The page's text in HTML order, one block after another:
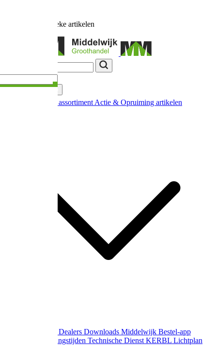
unieke artikelen
Nieuw in ons assortiment Actie & Opruiming artikelen
Dealers Downloads Middelwijk Bestel-app
Gewijzigde openingstijden Technische Dienst KERBL Lichtplan